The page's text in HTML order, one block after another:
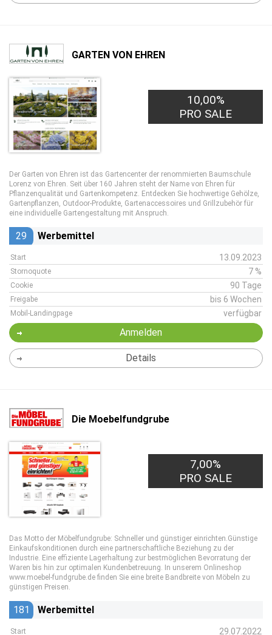
GARTEN VON EHREN
10,00%
PRO SALE
Der Garten von Ehren ist das Gartencenter der renommierten Baumschule
Lorenz von Ehren. Seit über 160 Jahren steht der Name von Ehren für
Pflanzenqualität und Gartenkompetenz. Entdecken Sie hochwertige Gehölze,
Gartenpflanzen, Outdoor-Produkte, Gartenaccessoires und Grillzubehör für
eine individuelle Gartengestaltung mit Anspruch.
29 Werbemittel
Start 13.09.2023
Stornoquote 7 %
Cookie 90 Tage
Freigabe bis 6 Wochen
Mobil-Landingpage verfügbar
Anmelden
Details
Die Moebelfundgrube
7,00%
PRO SALE
Das Motto der Möbelfundgrube: Schneller und günstiger einrichten.Günstige
Einkaufskonditionen durch eine partnerschaftliche Beziehung zu der
Industrie. Eine effiziente Lagerhaltung zur bestmöglichen Bevorratung der
Waren bis hin zur optimalen Kundenbetreuung. In unserem Onlineshop
www.moebel-fundgrube.de finden Sie eine breite Bandbreite von Möbeln zu
günstigen Preisen.
181 Werbemittel
Start 29.07.2022